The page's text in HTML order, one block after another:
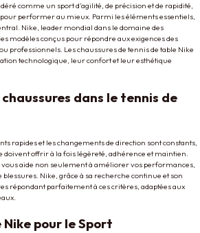
comme un sport d’agilité, de précision et de rapidité,
performer au mieux. Parmi les éléments essentiels,
Nike, leader mondial dans le domaine des
modèles conçus pour répondre aux exigences des
professionnels. Les chaussures de tennis de table Nike
technologique, leur confort et leur esthétique
dans le tennis de
rapides et les changements de direction sont constants,
doivent offrir à la fois légèreté, adhérence et maintien.
aide non seulement à améliorer vos performances,
Nike, grâce à sa recherche continue et son
répondant parfaitement à ces critères, adaptées aux
Nike pour le Sport